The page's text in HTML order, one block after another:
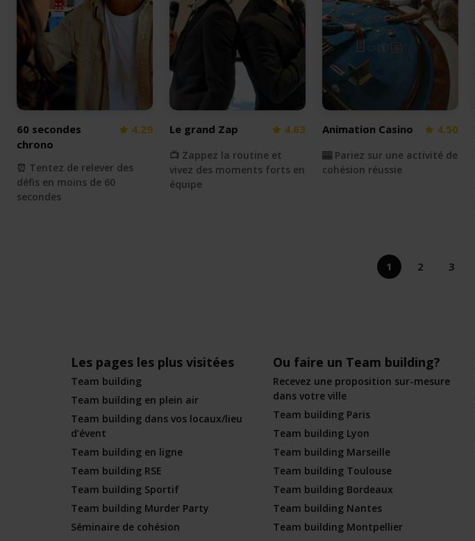
60 secondes
chrono
4.29
⏰ Tentez de relever des
défis en moins de 60
secondes
Le grand Zap 4.63
📺 Zappez la routine et
vivez des moments forts en
équipe
Animation Casino 4.50
🎰 Pariez sur une activité de
cohésion réussie
1 2 3
Les pages les plus visitées
Team building
Team building en plein air
Team building dans vos locaux/lieu
d’évent
Team building en ligne
Team building RSE
Team building Sportif
Team building Murder Party
Séminaire de cohésion
Ou faire un Team building?
Recevez une proposition sur-mesure
dans votre ville
Team building Paris
Team building Lyon
Team building Marseille
Team building Toulouse
Team building Bordeaux
Team building Nantes
Team building Montpellier